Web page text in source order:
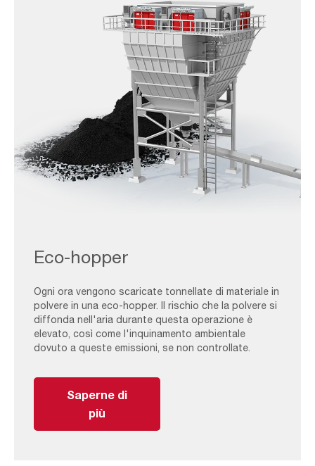
hopper-Eco-hopper
Ogni ora vengono scaricate tonnellate di materiale in
polvere in una eco-hopper. Il rischio che la polvere si
diffonda nell'aria durante questa operazione è
elevato, così come l'inquinamento ambientale
dovuto a queste emissioni, se non controllate.
Saperne di
più